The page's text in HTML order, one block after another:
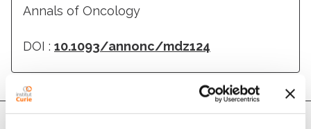
Annals of Oncology
DOI : 10.1093/annonc/mdz124